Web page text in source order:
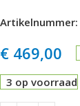
Artikelnummer:
€ 469,00
3 op voorraad